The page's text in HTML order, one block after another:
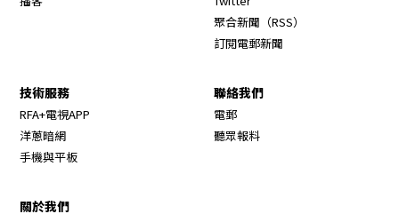
聚合新聞（RSS）
訂閱電郵新聞
技術服務
RFA+電視APP
洋蔥暗網
手機與平板
聯絡我們
電郵
聽眾報料
關於我們